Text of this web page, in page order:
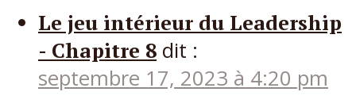
Le jeu intérieur du Leadership
- Chapitre 8 dit :
septembre 17, 2023 à 4:20 pm